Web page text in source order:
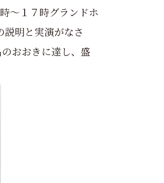
～１７時グランドホ
明と実演がなさ
おおきに達し、盛